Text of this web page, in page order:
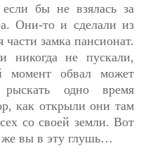
бы не взялась за
Они-то и сделали из
замка пансионат.
никогда не пускали,
момент обвал может
одно время
как открыли они там
со своей земли. Вот
же вы в эту глушь…